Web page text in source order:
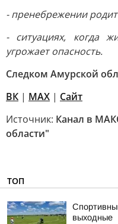
- пренебрежении
- ситуациях, когда
угрожает опасность.
Следком Амурской
ВК | MAX | Сайт
Источник: Канал в
области"
ТОП
выходные